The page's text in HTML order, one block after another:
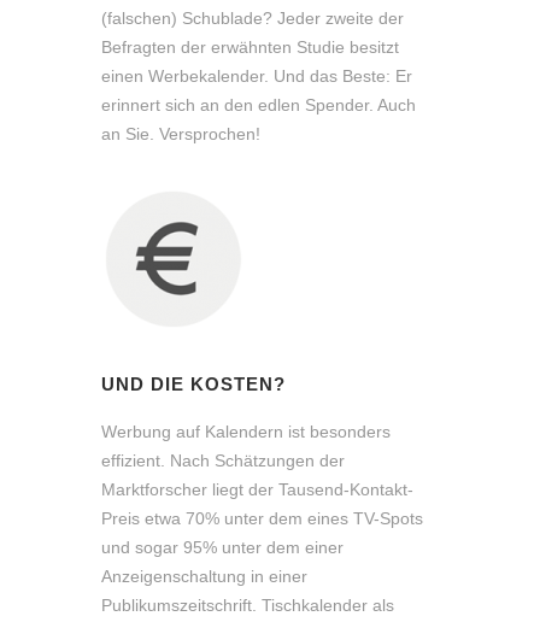
(falschen) Schublade? Jeder zweite der
Befragten der erwähnten Studie besitzt
einen Werbekalender. Und das Beste: Er
erinnert sich an den edlen Spender. Auch
an Sie. Versprochen!
UND DIE KOSTEN?
Werbung auf Kalendern ist besonders
effizient. Nach Schätzungen der
Marktforscher liegt der Tausend-Kontakt-
Preis etwa 70% unter dem eines TV-Spots
und sogar 95% unter dem einer
Anzeigenschaltung in einer
Publikumszeitschrift. Tischkalender als